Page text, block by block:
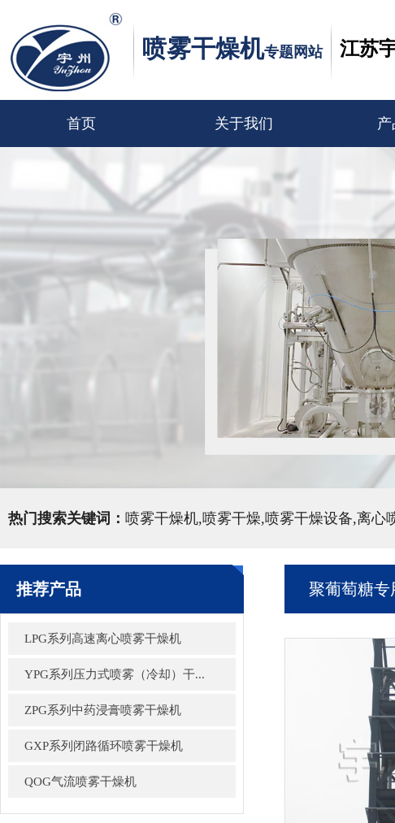
喷雾干燥机专题网站 江苏
首页 关于我们
热门搜索关键词： 喷雾干燥机,喷雾干燥,喷雾干燥设备,离
推荐产品
LPG系列高速离心喷雾干燥机
YPG系列压力式喷雾（冷却）干...
ZPG系列中药浸膏喷雾干燥机
GXP系列闭路循环喷雾干燥机
QOG气流喷雾干燥机
聚葡萄糖专